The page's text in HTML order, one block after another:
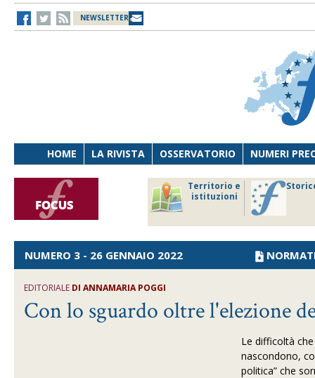
NEWSLETTER
HOME LA RIVISTA OSSERVATORIO NUMERI
Territorio e
istituzioni
NUMERO 3 - 26 GENNAIO 2022
EDITORIALE DIANNAMARIA POGGI
Con lo sguardo oltre l'elezione
Le difficoltà
nascondono,
politica” che